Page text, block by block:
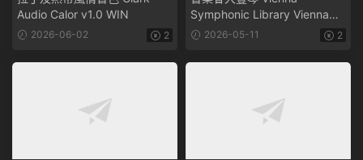
Audio Calor v1.0 WIN
2026-06-02 2
Symphonic Library Vienna
Synchron Harp v1.3.1295
2026-05-11 2